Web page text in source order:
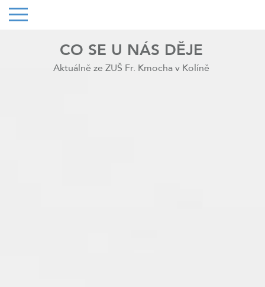
CO SE U NÁS DĚJE
Aktuálně ze ZUŠ Fr. Kmocha v Kolíně